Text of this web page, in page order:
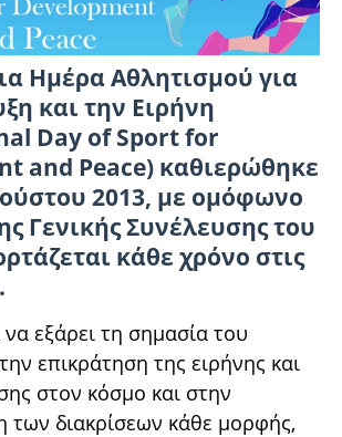
Ημέρα Αθλητισμού για
και την Ειρήνη
Day of Sport for
and Peace) καθιερώθηκε
2013, με ομόφωνο
Γενικής Συνέλευσης του
κάθε χρόνο στις
εξάρει τη σημασία του
επικράτηση της ειρήνης και
στον κόσμο και στην
των διακρίσεων κάθε μορφής,